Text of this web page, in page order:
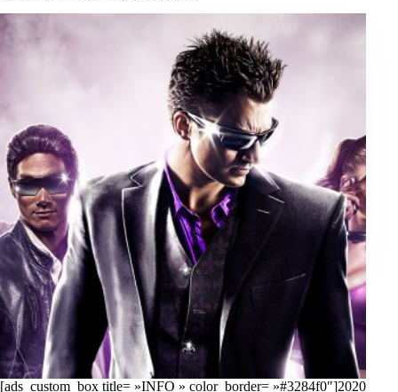
[ads_custom_box title= »INFO » color_border= »#3284f0″]2020